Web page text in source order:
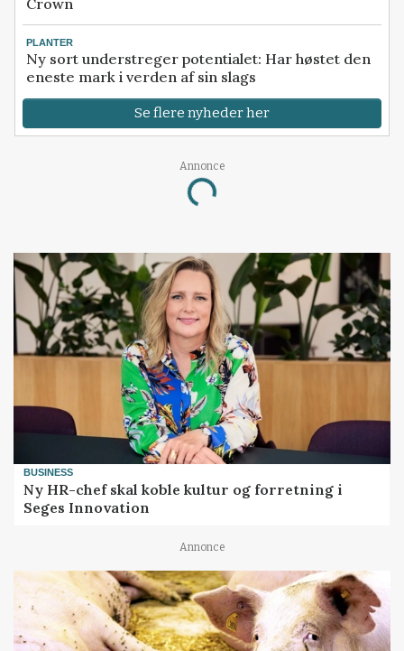
PLANTER
Ny sort understreger potentialet: Har høstet den
eneste mark i verden af sin slags
Se flere nyheder her
Annonce
Loading...
BUSINESS
Ny HR-chef skal koble kultur og forretning i
Seges Innovation
Annonce